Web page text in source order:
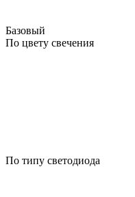
Базовый
По цвету свечения
По типу светодиода